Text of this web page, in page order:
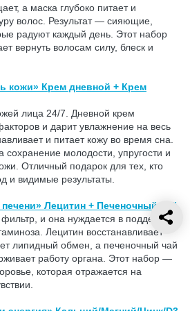
а маска глубоко питает и
волос. Результат — сияющие,
радуют каждый день. Этот набор
вернуть волосам силу, блеск и
кожи» Крем дневной + Крем
лица 24/7. Дневной крем
и дарит увлажнение на весь
и питает кожу во время сна.
сохранение молодости, упругости и
Отличный подарок для тех, кто
и видимые результаты.
Лецитин + Печеночный чай
и она нуждается в поддержке,
Лецитин восстанавливает
липидный обмен, а печеночный чай
работу органа. Этот набор —
которая отражается на